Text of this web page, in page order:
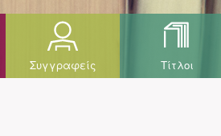
Συγγραφείς Τίτλοι